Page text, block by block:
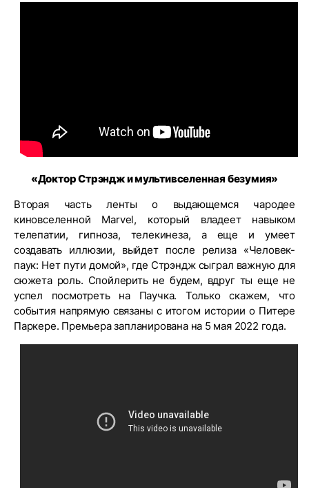
«Доктор Стрэндж и мультивселенная безумия»
Вторая часть ленты о выдающемся чародее
киновселенной Marvel, который владеет навыком
телепатии, гипноза, телекинеза, а еще и умеет
создавать иллюзии, выйдет после релиза «Человек-
паук: Нет пути домой», где Стрэндж сыграл важную для
сюжета роль. Спойлерить не будем, вдруг ты еще не
успел посмотреть на Паучка. Только скажем, что
события напрямую связаны с итогом истории о Питере
Паркере. Премьера запланирована на 5 мая 2022 года.